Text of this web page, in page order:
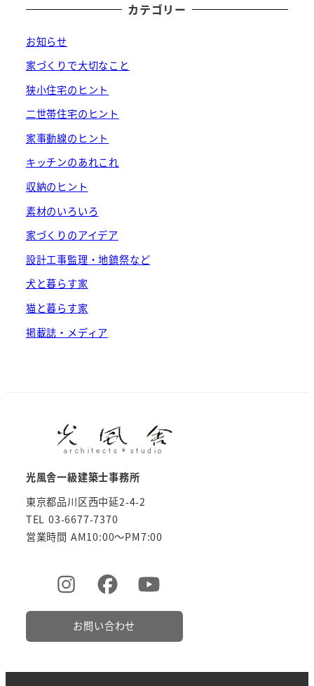
カテゴリー
お知らせ
家づくりで大切なこと
狭小住宅のヒント
二世帯住宅のヒント
家事動線のヒント
キッチンのあれこれ
収納のヒント
素材のいろいろ
家づくりのアイデア
設計工事監理・地鎮祭など
犬と暮らす家
猫と暮らす家
掲載誌・メディア
光風舎一級建築士事務所
東京都品川区西中延2-4-2
TEL 03-6677-7370
営業時間 AM10:00～PM7:00
お問い合わせ